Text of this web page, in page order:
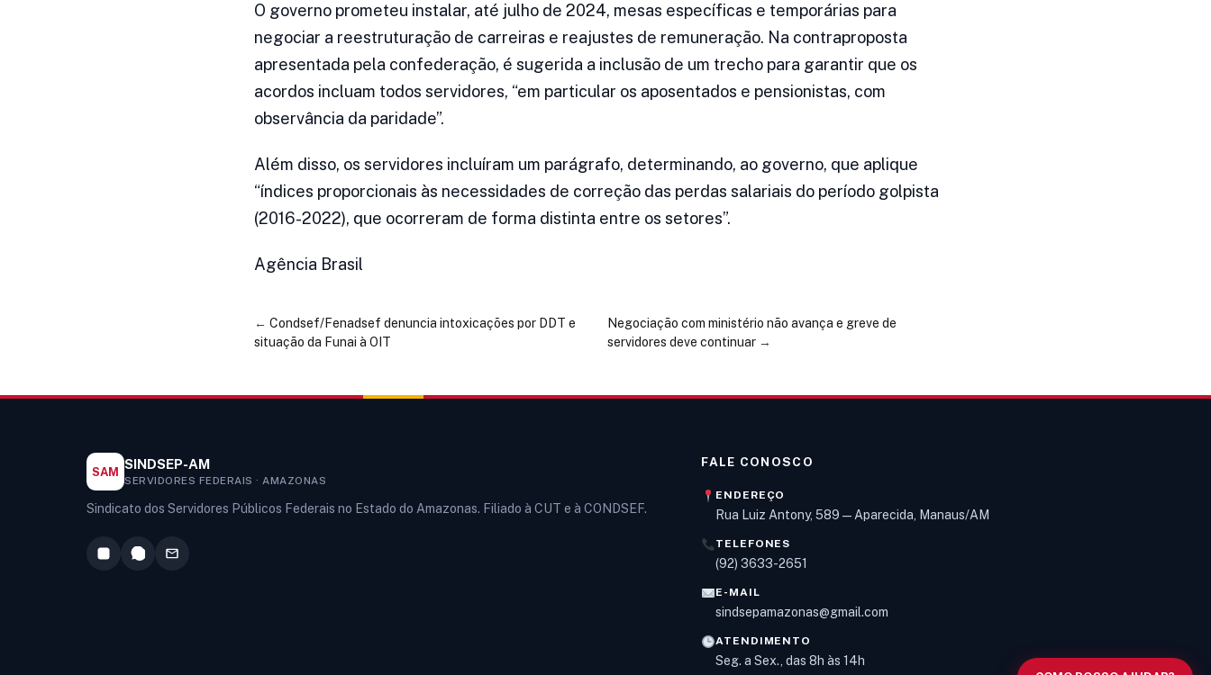
O governo prometeu instalar, até julho de 2024, mesas específicas e temporárias para
negociar a reestruturação de carreiras e reajustes de remuneração. Na contraproposta
apresentada pela confederação, é sugerida a inclusão de um trecho para garantir que os
acordos incluam todos servidores, “em particular os aposentados e pensionistas, com
observância da paridade”.
Além disso, os servidores incluíram um parágrafo, determinando, ao governo, que aplique
“índices proporcionais às necessidades de correção das perdas salariais do período golpista
(2016-2022), que ocorreram de forma distinta entre os setores”.
Agência Brasil
← Condsef/Fenadsef denuncia intoxicações por DDT e
situação da Funai à OIT
Negociação com ministério não avança e greve de
servidores deve continuar →
SAM SINDSEP-AM
SERVIDORES FEDERAIS · AMAZONAS
Sindicato dos Servidores Públicos Federais no Estado do Amazonas. Filiado à CUT e à CONDSEF.
FALE CONOSCO
ENDEREÇO
Rua Luiz Antony, 589 — Aparecida, Manaus/AM
TELEFONES
(92) 3633-2651
E-MAIL
sindsepamazonas@gmail.com
ATENDIMENTO
Seg. a Sex., das 8h às 14h